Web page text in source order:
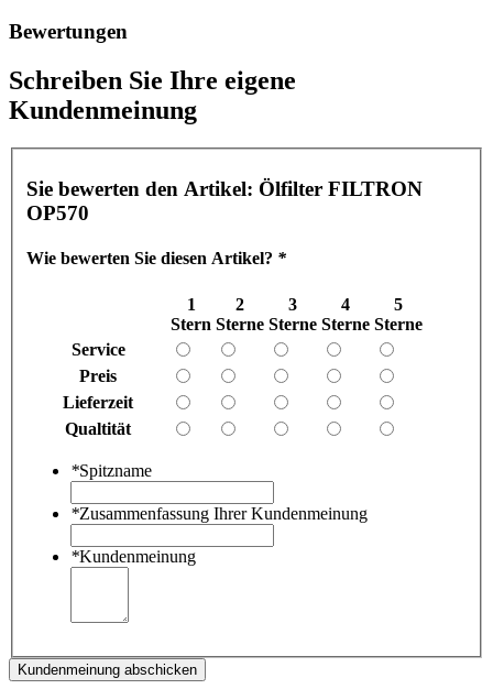
Bewertungen
Schreiben Sie Ihre eigene
Kundenmeinung
Sie bewerten den Artikel: Ölfilter FILTRON
OP570
Wie bewerten Sie diesen Artikel? *
1
Stern
2
Sterne
3
Sterne
4
Sterne
5
Sterne
Service
Preis
Lieferzeit
Qualtität
*Spitzname
*Zusammenfassung Ihrer Kundenmeinung
*Kundenmeinung
Kundenmeinung abschicken